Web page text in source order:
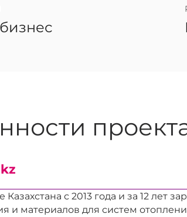
с 2013 года и за 12 лет
и материалов для систем